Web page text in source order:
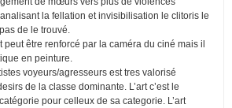
la fellation et invisibilisation le clitoris le
de le trouvé.
peut être renforcé par la caméra du ciné mais il
en peinture.
voyeurs/agresseurs est tres valorisé
de la classe dominante. L’art c’est le
pour celleux de sa categorie. L’art